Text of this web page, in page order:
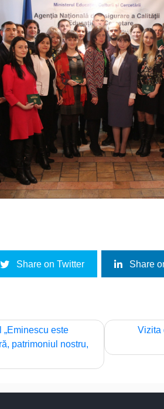
Share on Twitter Share
este
patrimoniul nostru,
Vizita